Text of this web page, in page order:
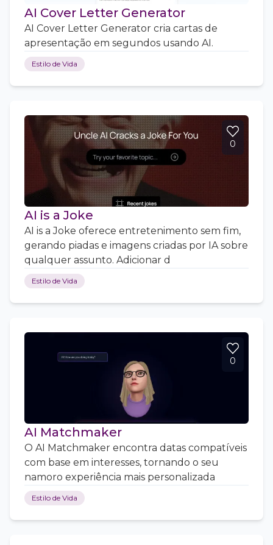
AI Cover Letter Generator
AI Cover Letter Generator cria cartas de
apresentação em segundos usando AI.
Estilo de Vida
0
AI is a Joke
AI is a Joke oferece entretenimento sem fim,
gerando piadas e imagens criadas por IA sobre
qualquer assunto. Adicionar d
Estilo de Vida
0
AI Matchmaker
O AI Matchmaker encontra datas compatíveis
com base em interesses, tornando o seu
namoro experiência mais personalizada
Estilo de Vida